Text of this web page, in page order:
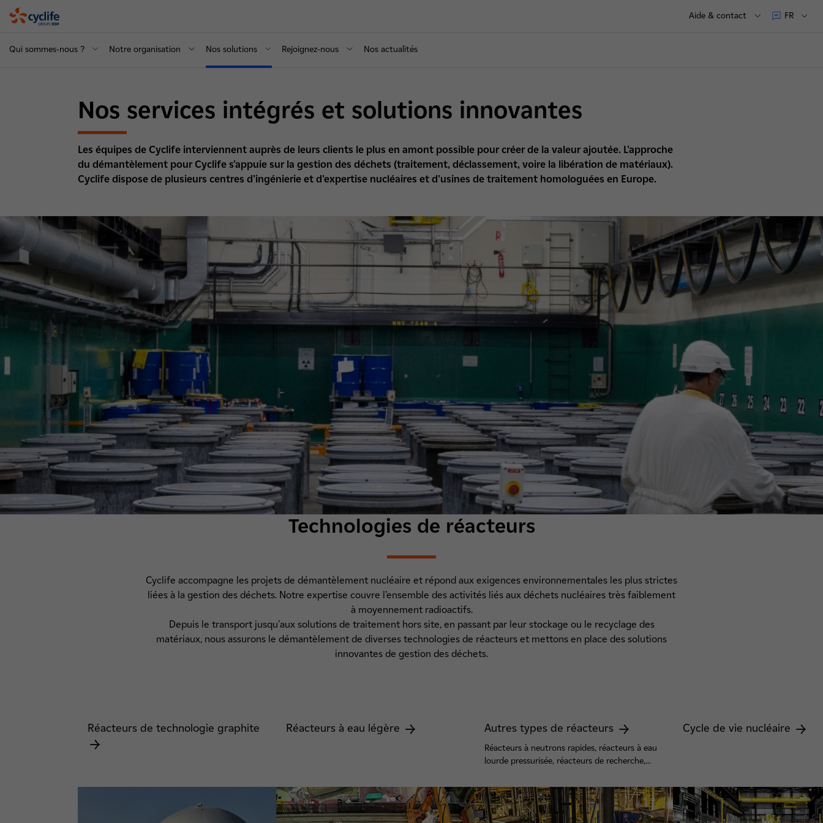
Aide & contact FR
Qui sommes-nous ? Notre organisation Nos solutions Rejoignez-nous Nos actualités
Nos services intégrés et solutions innovantes
Les équipes de Cyclife interviennent auprès de leurs clients le plus en amont possible pour créer de la valeur ajoutée. L'approche
du démantèlement pour Cyclife s'appuie sur la gestion des déchets (traitement, déclassement, voire la libération de matériaux).
Cyclife dispose de plusieurs centres d'ingénierie et d'expertise nucléaires et d'usines de traitement homologuées en Europe.
Technologies de réacteurs
Cyclife accompagne les projets de démantèlement nucléaire et répond aux exigences environnementales les plus strictes
liées à la gestion des déchets. Notre expertise couvre l’ensemble des activités liés aux déchets nucléaires très faiblement
à moyennement radioactifs.
Depuis le transport jusqu'aux solutions de traitement hors site, en passant par leur stockage ou le recyclage des
matériaux, nous assurons le démantèlement de diverses technologies de réacteurs et mettons en place des solutions
innovantes de gestion des déchets.
Réacteurs de technologie graphite Réacteurs à eau légère Autres types de réacteurs
Réacteurs à neutrons rapides, réacteurs à eau
lourde pressurisée, réacteurs de recherche,...
Cycle de vie nucléaire